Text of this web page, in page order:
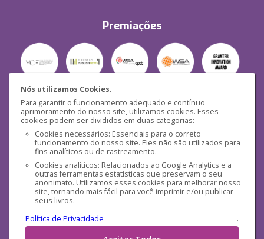
Nós utilizamos Cookies.
Para garantir o funcionamento adequado e contínuo
aprimoramento do nosso site, utilizamos cookies. Esses
cookies podem ser divididos em duas categorias:
Cookies necessários: Essenciais para o correto
funcionamento do nosso site. Eles não são utilizados para
fins analíticos ou de rastreamento.
Cookies analíticos: Relacionados ao Google Analytics e a
outras ferramentas estatísticas que preservam o seu
anonimato. Utilizamos esses cookies para melhorar nosso
site, tornando mais fácil para você imprimir e/ou publicar
seus livros.
Política de Privacidade
.
Premiações
Segurança
Mídias Sociais